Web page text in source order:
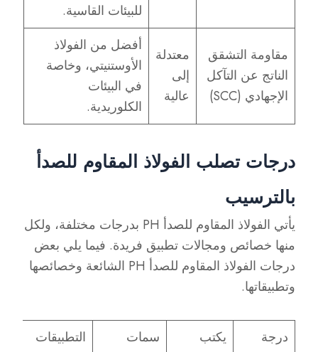
للبيئات القاسية.
مقاومة التشقق
الناتج عن التآكل
الإجهادي (SCC)
معتدلة
إلى
عالية
أفضل من الفولاذ
الأوستنيتي، وخاصة
في البيئات
الكلوريدية.
درجات تصلب الفولاذ المقاوم للصدأ
بالترسيب
يأتي الفولاذ المقاوم للصدأ PH بدرجات مختلفة، ولكل
منها خصائص ومجالات تطبيق فريدة. فيما يلي بعض
درجات الفولاذ المقاوم للصدأ PH الشائعة وخصائصها
وتطبيقاتها.
درجة يكتب سمات التطبيقات